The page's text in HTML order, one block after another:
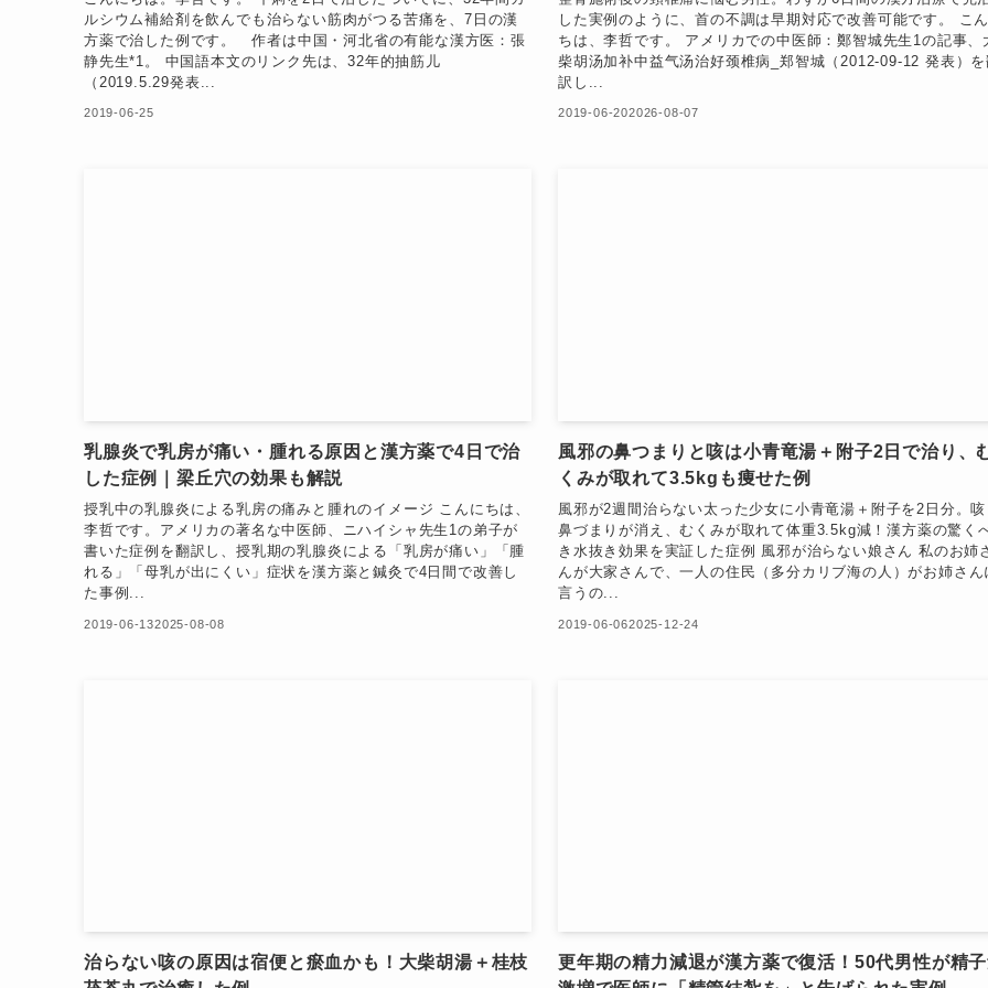
ルシウム補給剤を飲んでも治らない筋肉がつる苦痛を、7日の漢
方薬で治した例です。 作者は中国・河北省の有能な漢方医：張
静先生*1。 中国語本文のリンク先は、32年的抽筋儿
（2019.5.29発表...
2019-06-25
した実例のように、首の不調は早期対応で改善可能です。 こ
ちは、李哲です。 アメリカでの中医師：鄭智城先生1の記事、
柴胡汤加补中益气汤治好颈椎病_郑智城（2012-09-12 発表）を
訳し...
2019-06-202026-08-07
乳腺炎で乳房が痛い・腫れる原因と漢方薬で4日で治
した症例｜梁丘穴の効果も解説
授乳中の乳腺炎による乳房の痛みと腫れのイメージ こんにちは、
李哲です。アメリカの著名な中医師、ニハイシャ先生1の弟子が
書いた症例を翻訳し、授乳期の乳腺炎による「乳房が痛い」「腫
れる」「母乳が出にくい」症状を漢方薬と鍼灸で4日間で改善し
た事例...
2019-06-132025-08-08
風邪の鼻つまりと咳は小青竜湯＋附子2日で治り、
くみが取れて3.5kgも痩せた例
風邪が2週間治らない太った少女に小青竜湯＋附子を2日分。咳
鼻づまりが消え、むくみが取れて体重3.5kg減！漢方薬の驚く
き水抜き効果を実証した症例 風邪が治らない娘さん 私のお姉
んが大家さんで、一人の住民（多分カリブ海の人）がお姉さん
言うの...
2019-06-062025-12-24
治らない咳の原因は宿便と瘀血かも！大柴胡湯＋桂枝
更年期の精力減退が漢方薬で復活！50代男性が精